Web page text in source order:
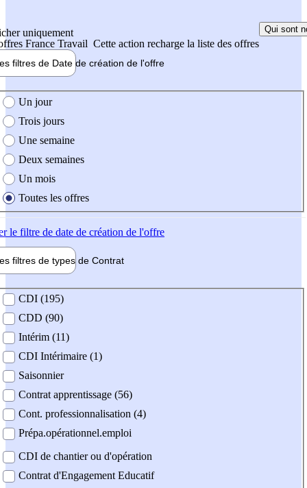
uniquement
France Travail Cette action recharge la liste des offres
Qui sont
filtres de Date de création de l'offre
création de l'offre
Un jour
Trois jours
Une semaine
Deux semaines
Un mois
Toutes les offres
le filtre de date de création de l'offre
filtres de types de Contrat
contrat
CDI (195)
CDD (90)
Intérim (11)
CDI Intérimaire (1)
Saisonnier
Contrat apprentissage (56)
Cont. professionnalisation (4)
Prépa.opérationnel.emploi
CDI de chantier ou d'opération
Contrat d'Engagement Educatif